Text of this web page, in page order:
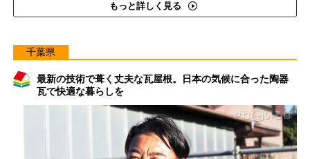
もっと詳しく見る
千葉県
最新の技術で葺く丈夫な瓦屋根。日本の気候に合った陶器
瓦で快適な暮らしを